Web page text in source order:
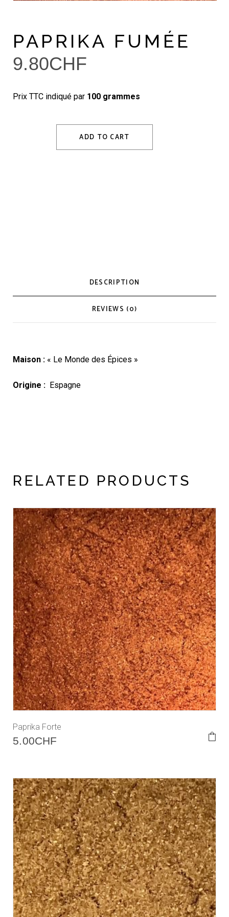
PAPRIKA FUMÉE
9.80CHF
Prix TTC indiqué par 100 grammes
ADD TO CART
DESCRIPTION
REVIEWS (0)
Maison : « Le Monde des Épices »
Origine : Espagne
RELATED PRODUCTS
Paprika Forte
5.00CHF